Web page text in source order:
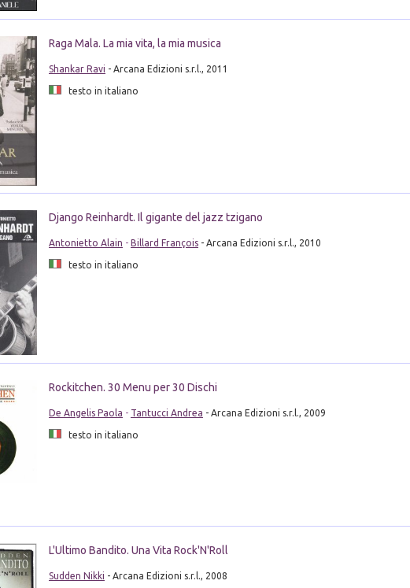
Raga Mala. La mia vita, la mia musica
Shankar Ravi - Arcana Edizioni s.r.l., 2011
testo in italiano
Django Reinhardt. Il gigante del jazz tzigano
Antonietto Alain - Billard François- Arcana Edizioni s.r.l., 2010
testo in italiano
Rockitchen. 30 Menu per 30 Dischi
De Angelis Paola - Tantucci Andrea - Arcana Edizioni s.r.l., 2009
testo in italiano
L'Ultimo Bandito. Una Vita Rock'N'Roll
Sudden Nikki - Arcana Edizioni s.r.l., 2008